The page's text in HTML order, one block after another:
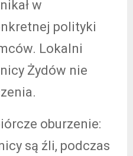
w
polityki
Lokalni
Żydów nie
oburzenie:
są źli, podczas